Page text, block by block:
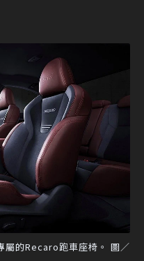
屬的Recaro跑車座椅。 圖／